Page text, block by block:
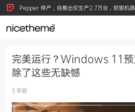
Pepper 停产，自推出仅生产2.7万台，软银机
完美运行？Windows 11预
除了这些无缺憾
5 年前